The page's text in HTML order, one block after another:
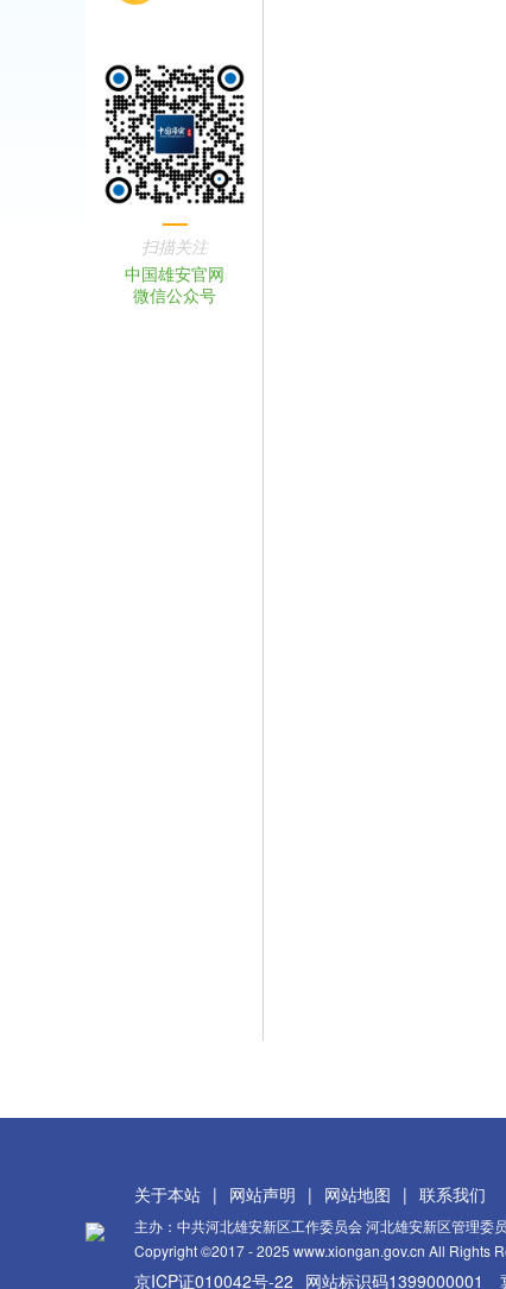
扫描关注
中国雄安官网
微信公众号
关于本站 | 网站声明 | 网站地图 | 联系我们
主办：中共河北雄安新区工作委员会 河北雄安新区管理委
Copyright ©2017 - 2025 www.xiongan.gov.cn All Rights
京ICP证010042号-22 网站标识码1399000001